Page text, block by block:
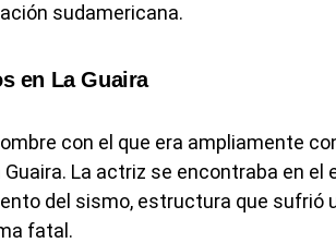
sudamericana.
en La Guaira
con el que era ampliamente
La actriz se encontraba en el
del sismo, estructura que sufrió
fatal.